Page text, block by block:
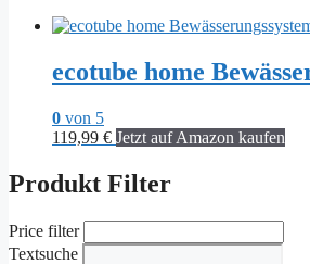
ecotube home
0 von 5
119,99 € Jetzt auf Amazon kaufen
Produkt Filter
Price filter
Textsuche